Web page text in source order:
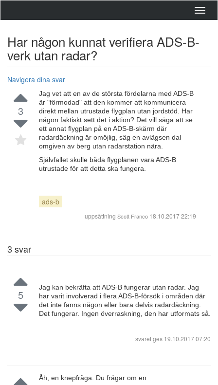
Har någon kunnat verifiera ADS-B-
verk utan radar?
Navigera dina svar
3
Jag vet att en av de största fördelarna med ADS-B
är "förmodad" att den kommer att kommunicera
direkt mellan utrustade flygplan utan jordstöd. Har
någon faktiskt sett det i aktion? Det vill säga att se
ett annat flygplan på en ADS-B-skärm där
radardäckning är omöjlig, säg en avlägsen dal
omgiven av berg utan radarstation nära.
Självfallet skulle båda flygplanen vara ADS-B
utrustade för att detta ska fungera.
ads-b
uppsättning Scott Franco 18.10.2017 22:19
3 svar
5
Jag kan bekräfta att ADS-B fungerar utan radar. Jag
har varit involverad i flera ADS-B-försök i områden där
det inte fanns någon eller bara delvis radardäckning.
Det fungerar. Ingen överraskning, den har utformats så.
svaret ges 19.10.2017 07:20
Åh, en knepfråga. Du frågar om en